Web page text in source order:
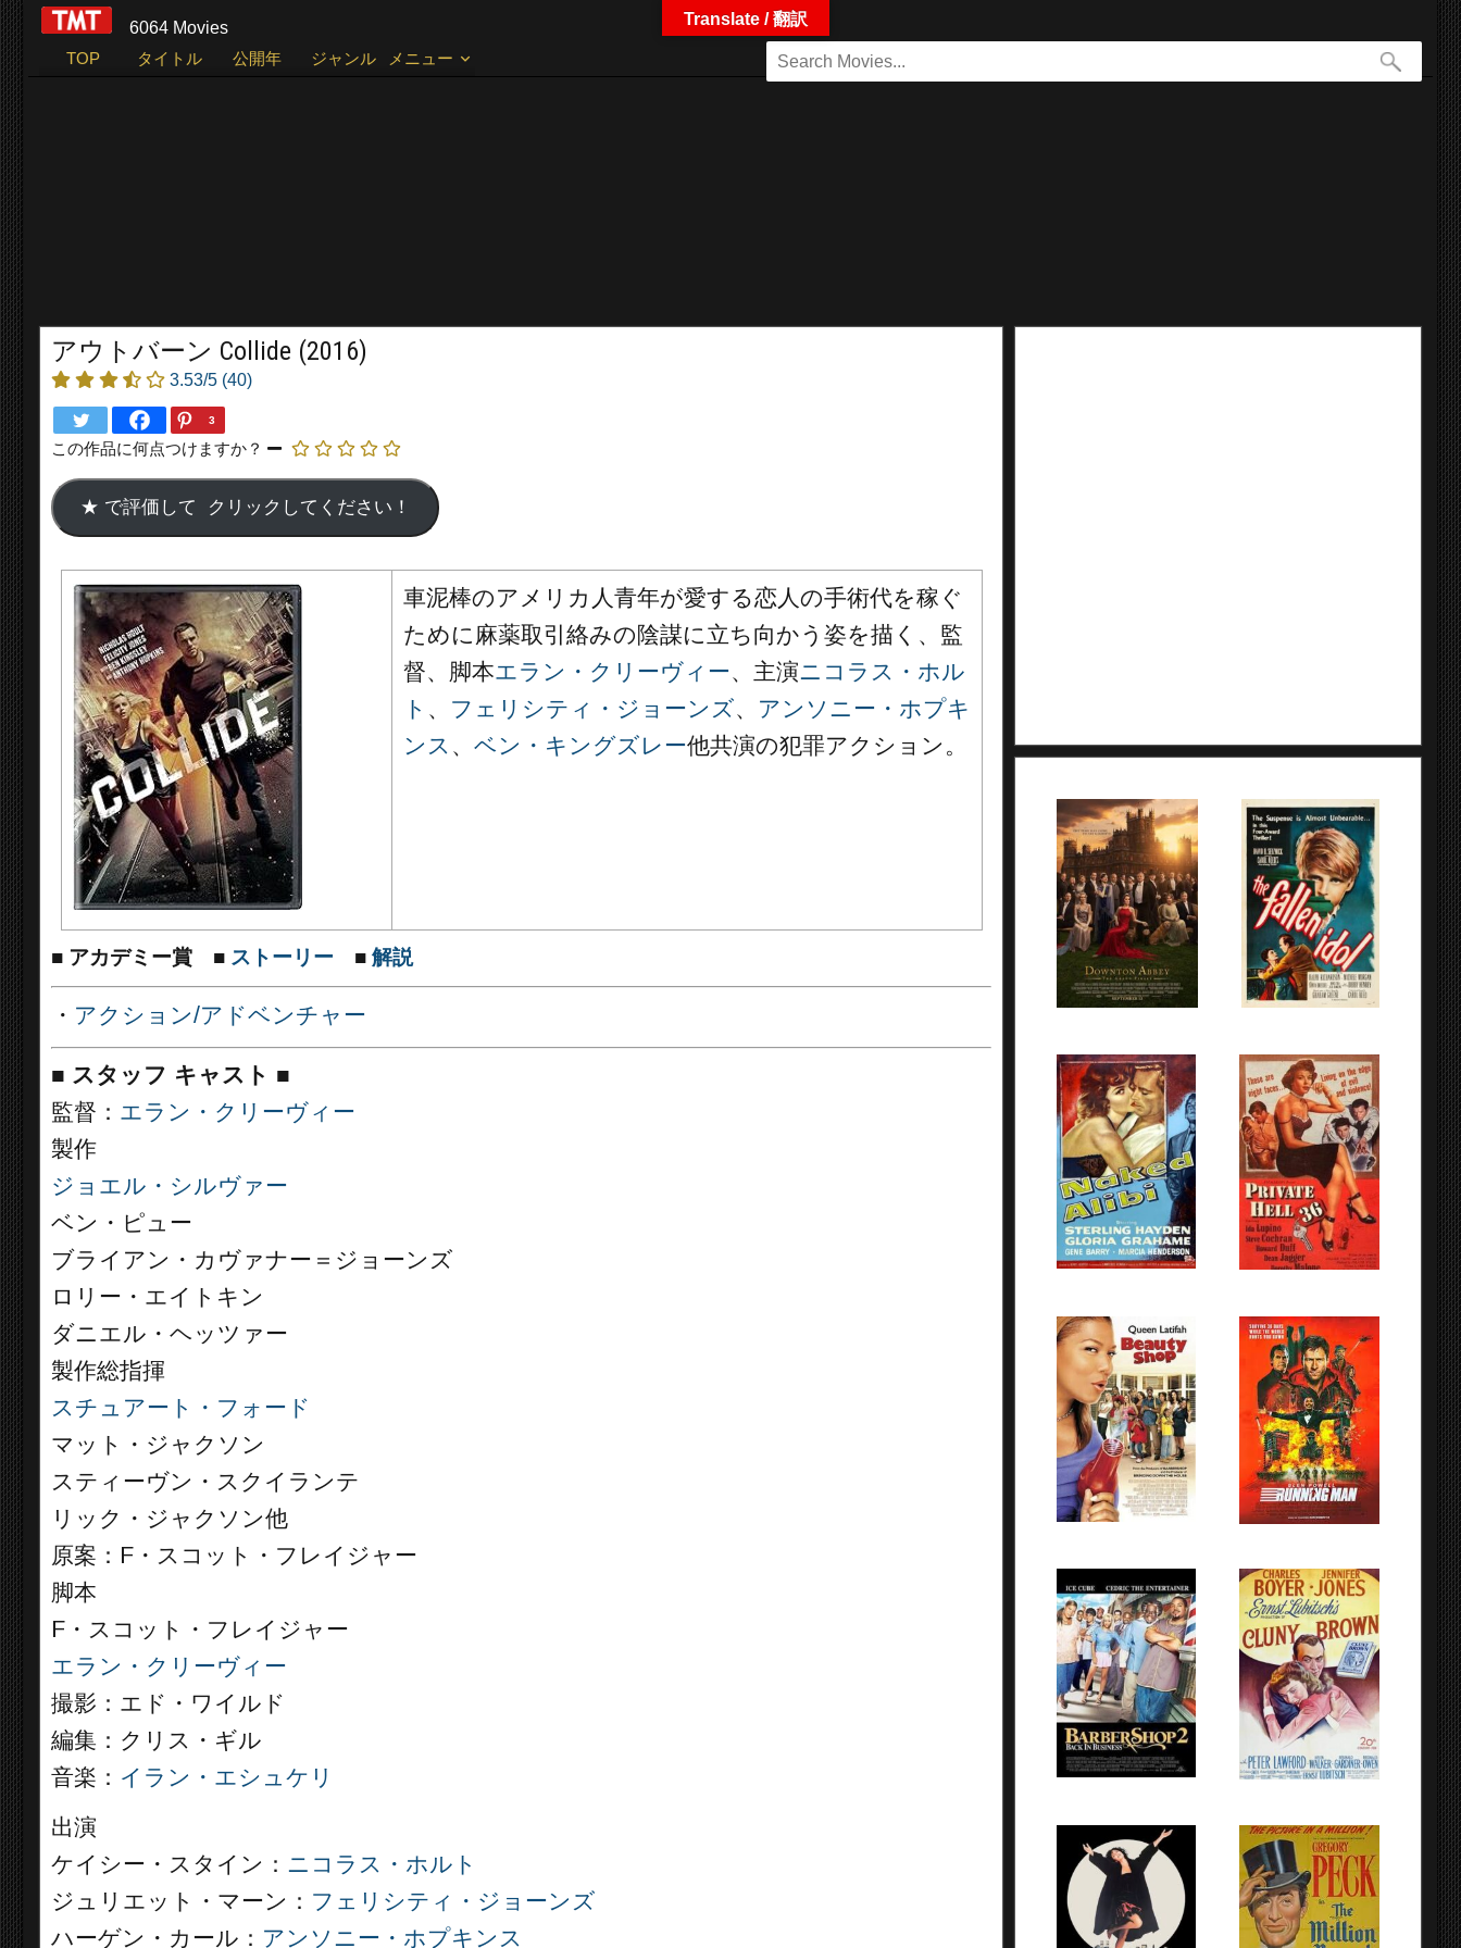
6064 Movies
TOP
タイトル 公開年 ジャンル メニュー
アウトバーン Collide (2016)
3.53/5 (40)
3
この作品に何点つけますか？
車泥棒のアメリカ人青年が愛する恋人の手術代を稼ぐ
ために麻薬取引絡みの陰謀に立ち向かう姿を描く、監
督、脚本エラン・クリーヴィー、主演ニコラス・ホル
ト 、 フェリシティ・ジョーンズ、 アンソニー・ホプキ
ンス 、 ベン・キングズレー他共演の犯罪アクション。
■ アカデミー賞 ■ ストーリー ■ 解説
・ アクション/アドベンチャー
■ スタッフ キャスト ■
監督： エラン・クリーヴィー
製作
ジョエル・シルヴァー
ベン・ピュー
ブライアン・カヴァナー＝ジョーンズ
ロリー・エイトキン
ダニエル・ヘッツァー
製作総指揮
スチュアート・フォード
マット・ジャクソン
スティーヴン・スクイランテ
リック・ジャクソン他
原案：F・スコット・フレイジャー
脚本
F・スコット・フレイジャー
エラン・クリーヴィー
撮影：エド・ワイルド
編集：クリス・ギル
音楽： イラン・エシュケリ
出演
ケイシー・スタイン： ニコラス・ホルト
ジュリエット・マーン： フェリシティ・ジョーンズ
ハーゲン・カール： アンソニー・ホプキンス
Translate / 翻訳